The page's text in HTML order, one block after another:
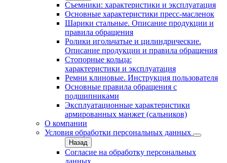
Съемники: характеристики и эксплуатация
Основные характеристики пресс‑масленок
Шарики стальные. Описание продукции и
правила обращения
Ролики игольчатые и цилиндрические.
Описание продукции и правила обращения
Стопорные кольца:
характеристики и эксплуатация
Ремни клиновые. Инструкция пользователя
Основные правила обращения с
подшипниками
Эксплуатационные характеристики
армированных манжет (сальников)
О компании
Условия обработки персональных данных
Назад
Согласие на обработку персональных
данных